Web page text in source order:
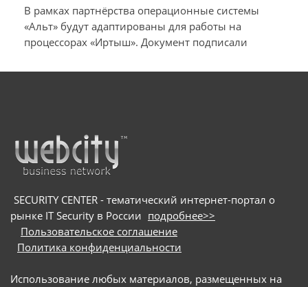
СПО» и «Трамплин Электроникс» объявили
о заключении соглашения о
технологическом сотрудничестве
В рамках партнёрства операционные системы
«Альт» будут адаптированы для работы на
процессорах «Иртыш». Документ подписали
ПО на собственной платформе и разработчики
SECURITY CENTER - тематический интернет-портал о
рынке IT Security в России подробнее>>
Пользовательское соглашение
Политика конфиденциальности
Использование любых материалов, размещенных на